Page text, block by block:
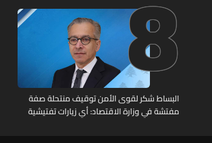
8
البساط شكر لقوى الأمن توقيف منتحلة صفة
مفتشة في وزارة الاقتصاد: أي زيارات تفتيشية